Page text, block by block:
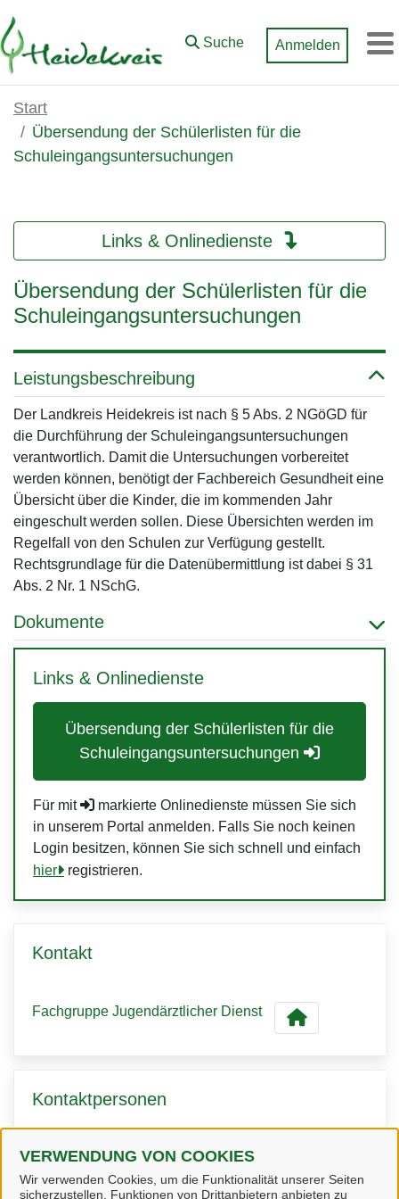
Zum Hauptinhalt springen
VERWENDUNG VON COOKIES
Wir verwenden Cookies, um die Funktionalität unserer Seiten
sicherzustellen, Funktionen von Drittanbietern anbieten zu
Suche Anmelden
Start
Übersendung der Schülerlisten für die
Schuleingangsuntersuchungen
Links & Onlinedienste
Übersendung der Schülerlisten für die
Schuleingangsuntersuchungen
Leistungsbeschreibung
Der Landkreis Heidekreis ist nach § 5 Abs. 2 NGöGD für
die Durchführung der Schuleingangsuntersuchungen
verantwortlich. Damit die Untersuchungen vorbereitet
werden können, benötigt der Fachbereich Gesundheit eine
Übersicht über die Kinder, die im kommenden Jahr
eingeschult werden sollen. Diese Übersichten werden im
Regelfall von den Schulen zur Verfügung gestellt.
Rechtsgrundlage für die Datenübermittlung ist dabei § 31
Abs. 2 Nr. 1 NSchG.
Dokumente
Links & Onlinedienste
Übersendung der Schülerlisten für die
Schuleingangsuntersuchungen
Für mit
markierte Onlinedienste müssen Sie sich
in unserem Portal anmelden. Falls Sie noch keinen
Login besitzen, können Sie sich schnell und einfach
hier
registrieren.
Kontakt
Fachgruppe Jugendärztlicher Dienst
Kontaktpersonen
Frau Engler